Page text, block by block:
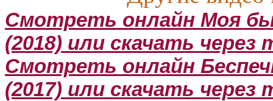
Смотреть онлайн Моя
(2018) или скачать через
Смотреть онлайн
(2017) или скачать через